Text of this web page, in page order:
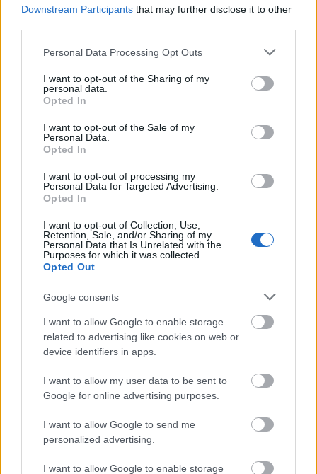
Downstream Participants that may further disclose it to other
Please note that this website/app uses one or more Google
not limited to your visit or usage behaviour. You may click to
grant or deny consent to Google and its third-party tags to
use your data for below specified purposes in below Google
consent section.
Personal Data Processing Opt Outs
I want to opt-out of the Sharing of my
personal data.
Opted In
I want to opt-out of the Sale of my
Personal Data.
Opted In
I want to opt-out of processing my
Personal Data for Targeted Advertising.
Opted In
I want to opt-out of Collection, Use,
Retention, Sale, and/or Sharing of my
Personal Data that Is Unrelated with the
Purposes for which it was collected.
Opted Out
Google consents
I want to allow Google to enable storage
related to advertising like cookies on web or
device identifiers in apps.
I want to allow my user data to be sent to
Google for online advertising purposes.
I want to allow Google to send me
personalized advertising.
I want to allow Google to enable storage
MAGYAR ÉPÍTŐK
Belváros-Lipótváros
játszótér
Indulhat a Honvéd tér megújításának tervezése, ahol a
klímatudatos gondolkodás és a helyi identitás erősítése kerül a
Történelmi táj, amelynek minden köve